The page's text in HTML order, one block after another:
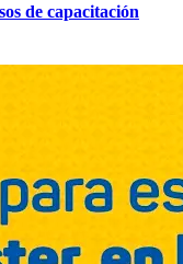
de capacitación